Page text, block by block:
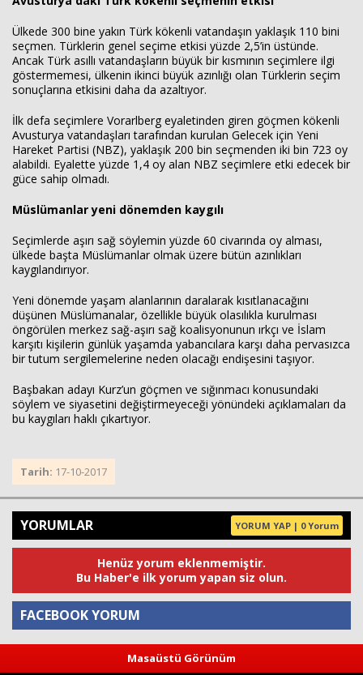
Ülkede 300 bine yakın Türk kökenli vatandaşın yaklaşık 110 bini
seçmen. Türklerin genel seçime etkisi yüzde 2,5’in üstünde.
Ancak Türk asıllı vatandaşların büyük bir kısmının seçimlere ilgi
göstermemesi, ülkenin ikinci büyük azınlığı olan Türklerin seçim
sonuçlarına etkisini daha da azaltıyor.
İlk defa seçimlere Vorarlberg eyaletinden giren göçmen kökenli
Avusturya vatandaşları tarafından kurulan Gelecek için Yeni
Hareket Partisi (NBZ), yaklaşık 200 bin seçmenden iki bin 723 oy
alabildi. Eyalette yüzde 1,4 oy alan NBZ seçimlere etki edecek bir
güce sahip olmadı.
Müslümanlar yeni dönemden kaygılı
Seçimlerde aşırı sağ söylemin yüzde 60 civarında oy alması,
ülkede başta Müslümanlar olmak üzere bütün azınlıkları
kaygılandırıyor.
Yeni dönemde yaşam alanlarının daralarak kısıtlanacağını
düşünen Müslümanalar, özellikle büyük olasılıkla kurulması
öngörülen merkez sağ-aşırı sağ koalisyonunun ırkçı ve İslam
karşıtı kişilerin günlük yaşamda yabancılara karşı daha pervasızca
bir tutum sergilemelerine neden olacağı endişesini taşıyor.
Başbakan adayı Kurz’un göçmen ve sığınmacı konusundaki
söylem ve siyasetini değiştirmeyeceği yönündeki açıklamaları da
bu kaygıları haklı çıkartıyor.
Tarih: 17-10-2017
YORUMLAR YORUM YAP | 0 Yorum
Henüz yorum eklenmemiştir.
Bu Haber'e ilk yorum yapan siz olun.
FACEBOOK YORUM
Yorum
Masaüstü Görünüm